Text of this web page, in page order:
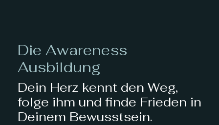
Die Awareness
Ausbildung
Dein Herz kennt den Weg,
folge ihm und finde Frieden in
Deinem Bewusstsein.